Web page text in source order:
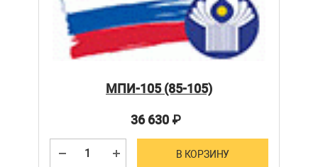
МПИ-105 (85-105)
36 630₽
В КОРЗИНУ